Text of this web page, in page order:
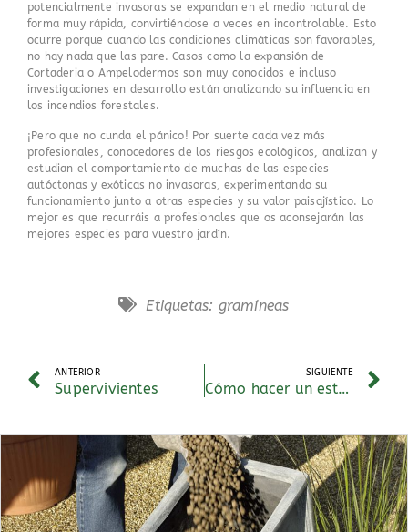
potencialmente invasoras se expandan en el medio natural de
forma muy rápida, convirtiéndose a veces en incontrolable. Esto
ocurre porque cuando las condiciones climáticas son favorables,
no hay nada que las pare. Casos como la expansión de
Cortaderia o Ampelodermos son muy conocidos e incluso
investigaciones en desarrollo están analizando su influencia en
los incendios forestales.
¡Pero que no cunda el pánico! Por suerte cada vez más
profesionales, conocedores de los riesgos ecológicos, analizan y
estudian el comportamiento de muchas de las especies
autóctonas y exóticas no invasoras, experimentando su
funcionamiento junto a otras especies y su valor paisajístico. Lo
mejor es que recurráis a profesionales que os aconsejarán las
mejores especies para vuestro jardín.
Etiquetas: gramíneas
ANTERIOR
Supervivientes
SIGUIENTE
Cómo hacer un estanque